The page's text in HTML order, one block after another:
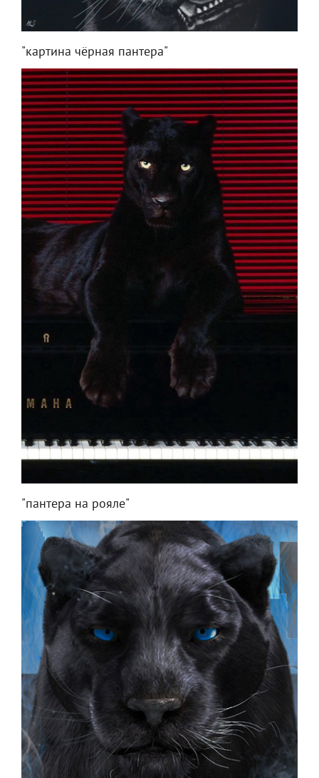
"картина чёрная пантера"
"пантера на рояле"